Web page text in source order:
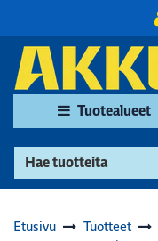
Tuotealueet
Etusivu Tuotteet